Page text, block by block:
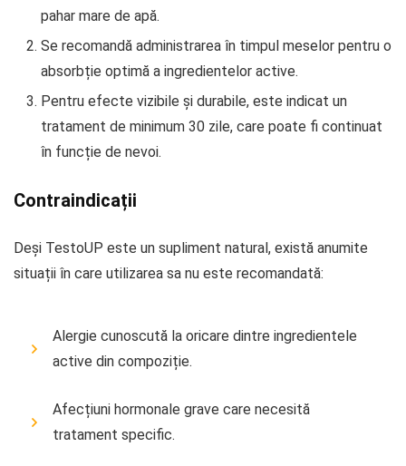
pahar mare de apă.
Se recomandă administrarea în timpul meselor pentru o
absorbție optimă a ingredientelor active.
Pentru efecte vizibile și durabile, este indicat un
tratament de minimum 30 zile, care poate fi continuat
în funcție de nevoi.
Contraindicații
Deși TestoUP este un supliment natural, există anumite
situații în care utilizarea sa nu este recomandată:
Alergie cunoscută la oricare dintre ingredientele
active din compoziție.
Afecțiuni hormonale grave care necesită
tratament specific.